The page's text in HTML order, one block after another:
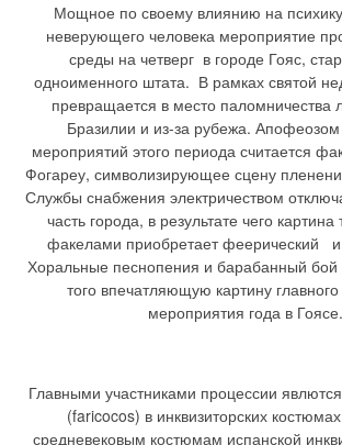
Мощное по своему влиянию на
неверующего человека мероприятие
среды на четверг в городе Гояс,
одноименного штата. В рамках святой
превращается в место паломничества
Бразилии и из-за рубежа. Апофеозом
мероприятий этого периода считается
Фогареу, символизирующее сцену
Службы снабжения электричеством
часть города, в результате чего
факелами приобретает феерический
Хоральные песнопения и барабанный
того впечатляющую картину
мероприятия года в Гоясе.
Главными участниками процессии
(faricocos) в инквизиторских
средневековым костюмам испанской